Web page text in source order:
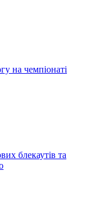
на чемпіонаті
блекаутів та